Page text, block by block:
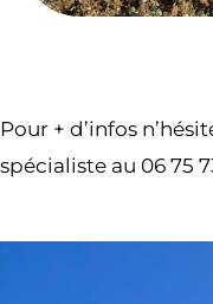
Pour + d’infos
spécialiste au 06 75